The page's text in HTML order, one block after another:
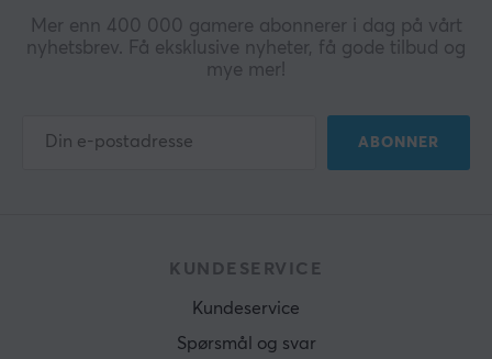
Mer enn 400 000 gamere abonnerer i dag på vårt
nyhetsbrev. Få eksklusive nyheter, få gode tilbud og
mye mer!
ABONNER
KUNDESERVICE
Kundeservice
Spørsmål og svar